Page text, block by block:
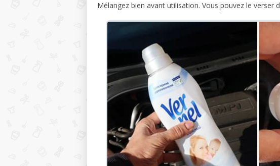
Mélangez bien avant utilisation. Vous pouvez le verser